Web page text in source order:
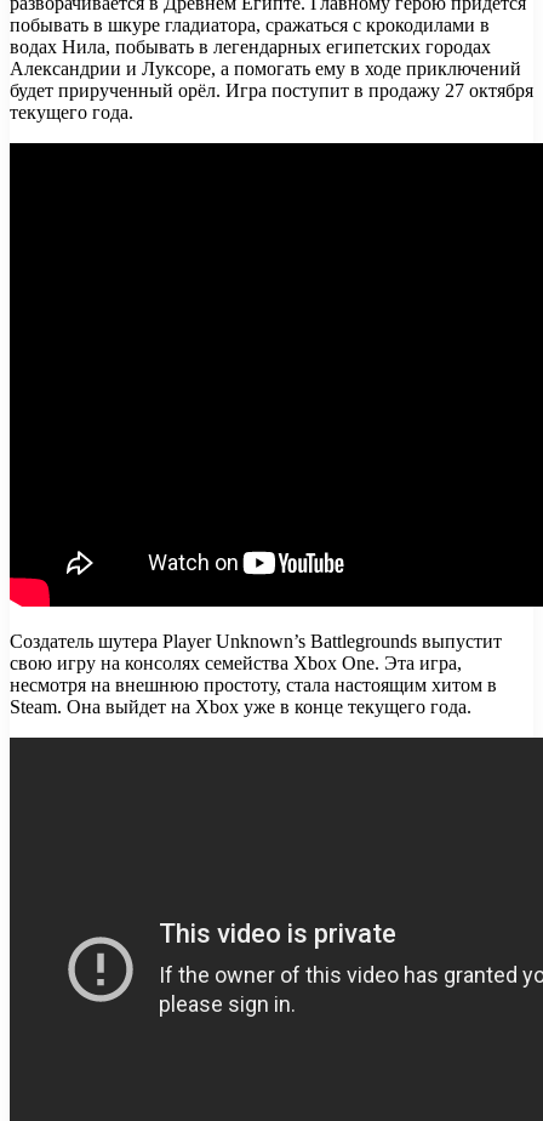
побывать в шкуре гладиатора, сражаться с крокодилами в
водах Нила, побывать в легендарных египетских городах
Александрии и Луксоре, а помогать ему в ходе приключений
будет прирученный орёл. Игра поступит в продажу 27 октября
текущего года.
Создатель шутера Player Unknown’s Battlegrounds выпустит
свою игру на консолях семейства Xbox One. Эта игра,
несмотря на внешнюю простоту, стала настоящим хитом в
Steam. Она выйдет на Xbox уже в конце текущего года.